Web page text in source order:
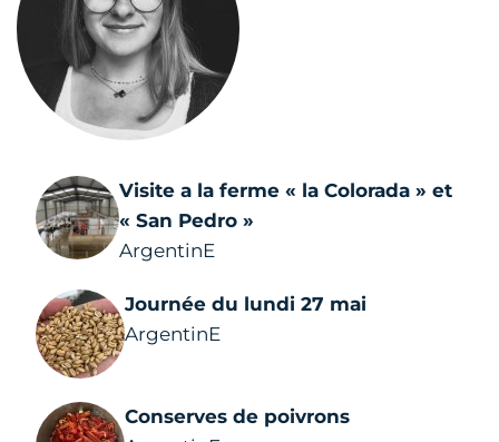
Visite a la ferme « la Colorada » et
« San Pedro »
ArgentinE
Journée du lundi 27 mai
ArgentinE
Conserves de poivrons